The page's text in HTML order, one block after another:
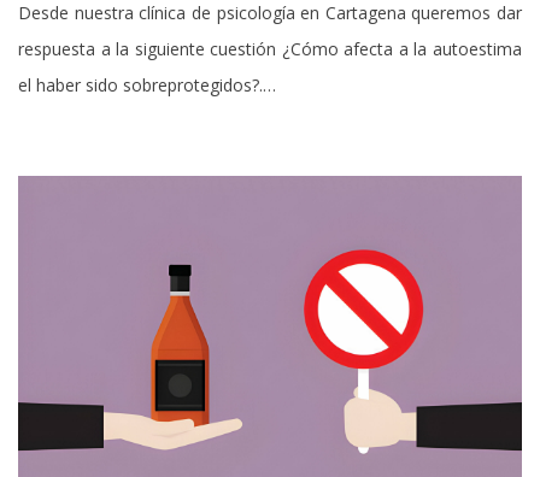
Desde nuestra clínica de psicología en Cartagena queremos dar
respuesta a la siguiente cuestión ¿Cómo afecta a la autoestima
el haber sido sobreprotegidos?.…